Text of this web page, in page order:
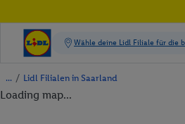
/ Lidl Filialen in Saarland
Loading map...